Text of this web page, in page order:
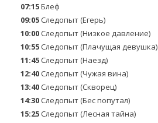
07:15Блеф
09:05Следопыт (Егерь)
10:00Следопыт (Низкое давление)
10:55Следопыт (Плачущая девушка)
11:45Следопыт (Наезд)
12:40Следопыт (Чужая вина)
13:40Следопыт (Скворец)
14:30Следопыт (Бес попутал)
15:25Следопыт (Лесная тайна)